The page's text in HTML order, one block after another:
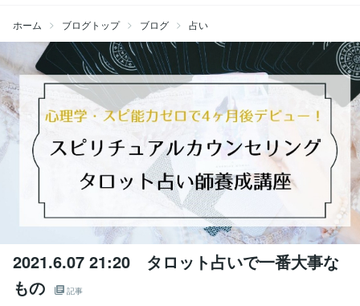
ホーム ブログトップ ブログ 占い
2021.6.07 21:20 タロット占いで一番大事な
もの
記事